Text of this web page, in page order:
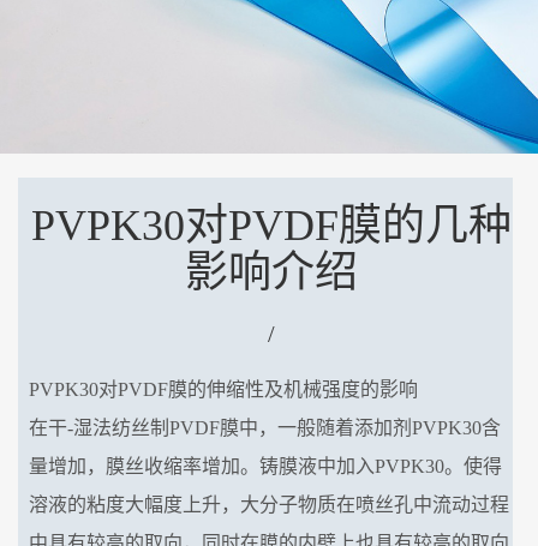
PVPK30对PVDF膜的几种
影响介绍
/
PVPK30对PVDF膜的伸缩性及机械强度的影响
在干-湿法纺丝制PVDF膜中，一般随着添加剂PVPK30含
量增加，膜丝收缩率增加。铸膜液中加入PVPK30。使得
溶液的粘度大幅度上升，大分子物质在喷丝孔中流动过程